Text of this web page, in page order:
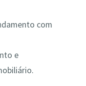
com
e